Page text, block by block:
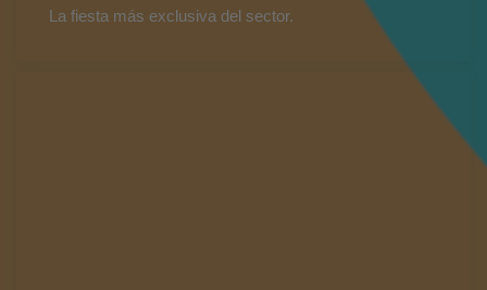
La fiesta más exclusiva del sector.